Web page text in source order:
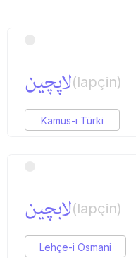
لاپچین(lapçin)
Kamus-ı Türki
لابچین(lapçin)
Lehçe-i Osmani